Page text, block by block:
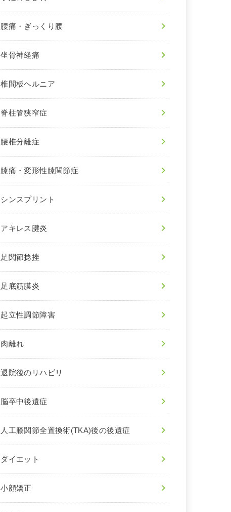
腰痛・ぎっくり腰
坐骨神経痛
椎間板ヘルニア
脊柱管狭窄症
腰椎分離症
膝痛・変形性膝関節症
シンスプリント
アキレス腱炎
足関節捻挫
足底筋膜炎
起立性調節障害
肉離れ
退院後のリハビリ
脳卒中後遺症
人工膝関節全置換術(TKA)後の後遺症
ダイエット
小顔矯正